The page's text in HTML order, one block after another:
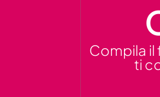
Compila il
ti